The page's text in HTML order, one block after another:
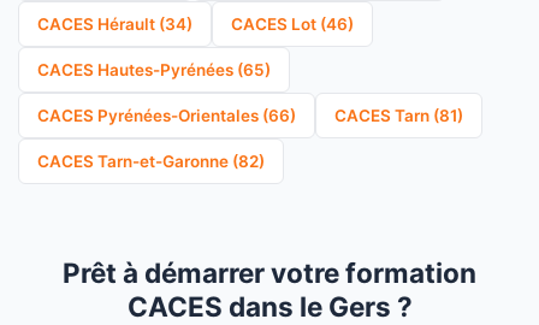
CACES Hérault (34) CACES Lot (46)
CACES Hautes-Pyrénées (65)
CACES Pyrénées-Orientales (66) CACES Tarn (81)
CACES Tarn-et-Garonne (82)
Prêt à démarrer votre formation
CACES dans le Gers ?